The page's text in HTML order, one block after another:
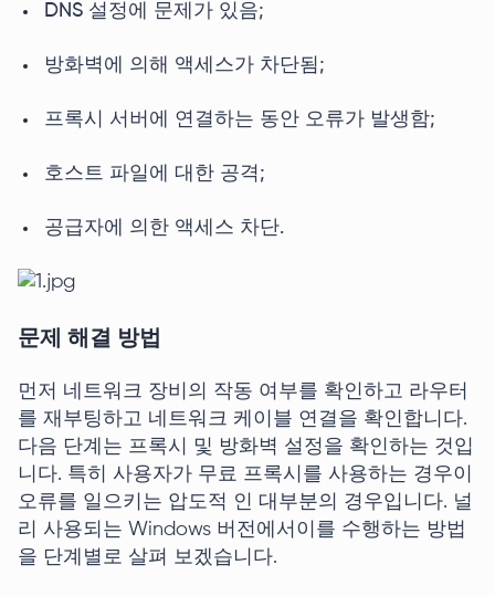
DNS 설정에 문제가 있음;
방화벽에 의해 액세스가 차단됨;
프록시 서버에 연결하는 동안 오류가 발생함;
호스트 파일에 대한 공격;
공급자에 의한 액세스 차단.
문제 해결 방법
먼저 네트워크 장비의 작동 여부를 확인하고 라우터
를 재부팅하고 네트워크 케이블 연결을 확인합니다.
다음 단계는 프록시 및 방화벽 설정을 확인하는 것입
니다. 특히 사용자가 무료 프록시를 사용하는 경우이
오류를 일으키는 압도적 인 대부분의 경우입니다. 널
리 사용되는 Windows 버전에서이를 수행하는 방법
을 단계별로 살펴 보겠습니다.